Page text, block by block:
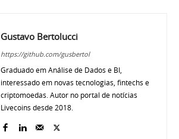
Gustavo Bertolucci
https://github.com/gusbertol
Graduado em Análise de Dados e BI,
interessado em novas tecnologias, fintechs e
criptomoedas. Autor no portal de notícias
Livecoins desde 2018.